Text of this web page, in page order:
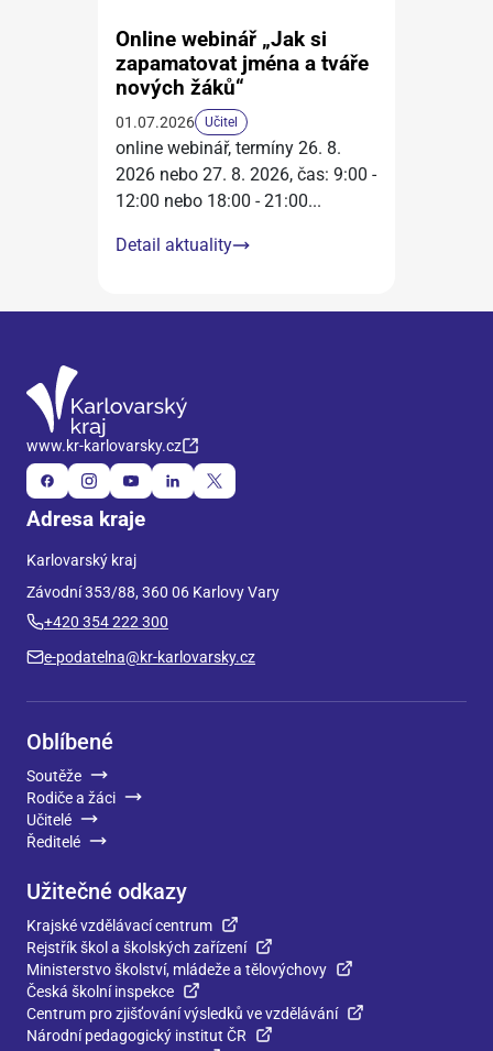
Online webinář „Jak si
zapamatovat jména a tváře
nových žáků“
01.07.2026 Učitel
online webinář, termíny 26. 8.
2026 nebo 27. 8. 2026, čas: 9:00 -
12:00 nebo 18:00 - 21:00...
Detail aktuality
www.kr-karlovarsky.cz
Adresa kraje
Karlovarský kraj
Závodní 353/88, 360 06 Karlovy Vary
+420 354 222 300
e-podatelna@kr-karlovarsky.cz
Oblíbené
Soutěže
Rodiče a žáci
Učitelé
Ředitelé
Užitečné odkazy
Krajské vzdělávací centrum
Rejstřík škol a školských zařízení
Ministerstvo školství, mládeže a tělovýchovy
Česká školní inspekce
Centrum pro zjišťování výsledků ve vzdělávání
Národní pedagogický institut ČR